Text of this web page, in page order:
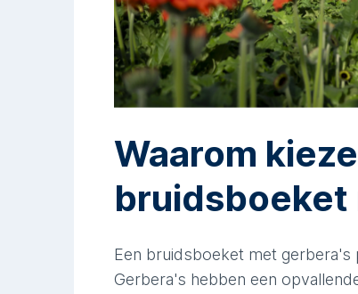
Waarom
Een bruidsboeket met
Gerbera's hebben een